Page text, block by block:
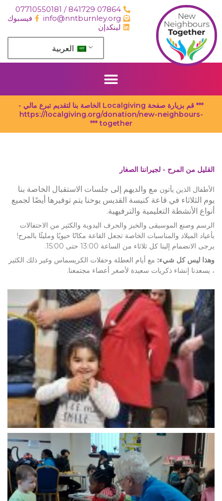
المحتوى
07864 841729 / 07710550181
info@nntburnley.org
فيسبوك
لينكدإن
العربية
*** قم بزيارة صفحة Localgiving الخاصة بنا لتقديم تبرع مالي -
https://localgiving.org/donation/new-neighbours-
together ***
القليل من المرح - لجيراننا الصغار
الأطفال الذين يأتون مع والديهم إلى جلسات الاستقبال الخاصة بنا
يوم الثلاثاء في قاعة كنيسة القديس يوحنا يتم توفيرها أيضًا لجميع
أنواع الأنشطة التعليمية والترفيهية.
الرسم وصنع الموسيقى والخبز والحرف اليدوية والكثير من الاحتفالات
بأعياد الميلاد والمناسبات الخاصة تجعل القاعة مكانًا حيويًا ومليئًا بالمرح!
يرجى الانضمام إلينا كل ثلاثاء من الساعة 13:00 حتى 15:00.
وهذا ليس كل شيء: مع أيام العطلة وحفلات الكريسماس وغير ذلك الكثير
، يسعدنا إنشاء ذكريات سعيدة لأصغر أعضاء مجتمعنا.